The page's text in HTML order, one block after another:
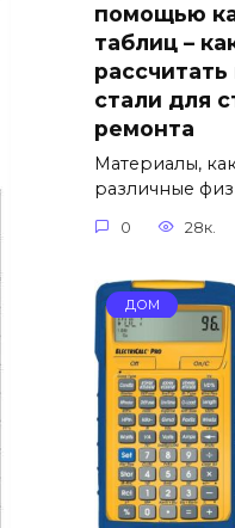
помощью
таблиц –
стали для
ремонта
Материалы,
различные
0 28к.
ДОМ